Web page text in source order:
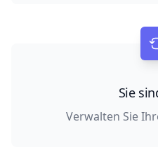
Sie
Verwalten Sie